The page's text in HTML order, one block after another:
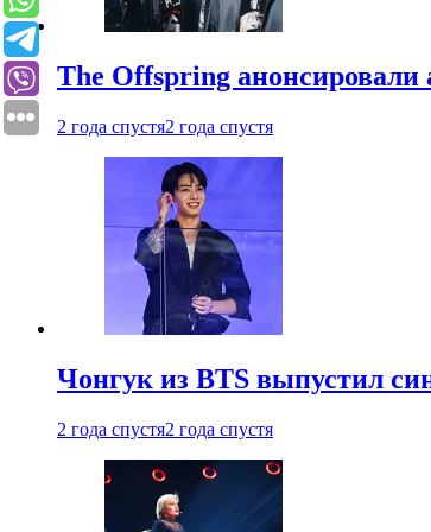
The Offspring анонсировали
2 года спустя2 года спустя
Чонгук из BTS выпустил
2 года спустя2 года спустя